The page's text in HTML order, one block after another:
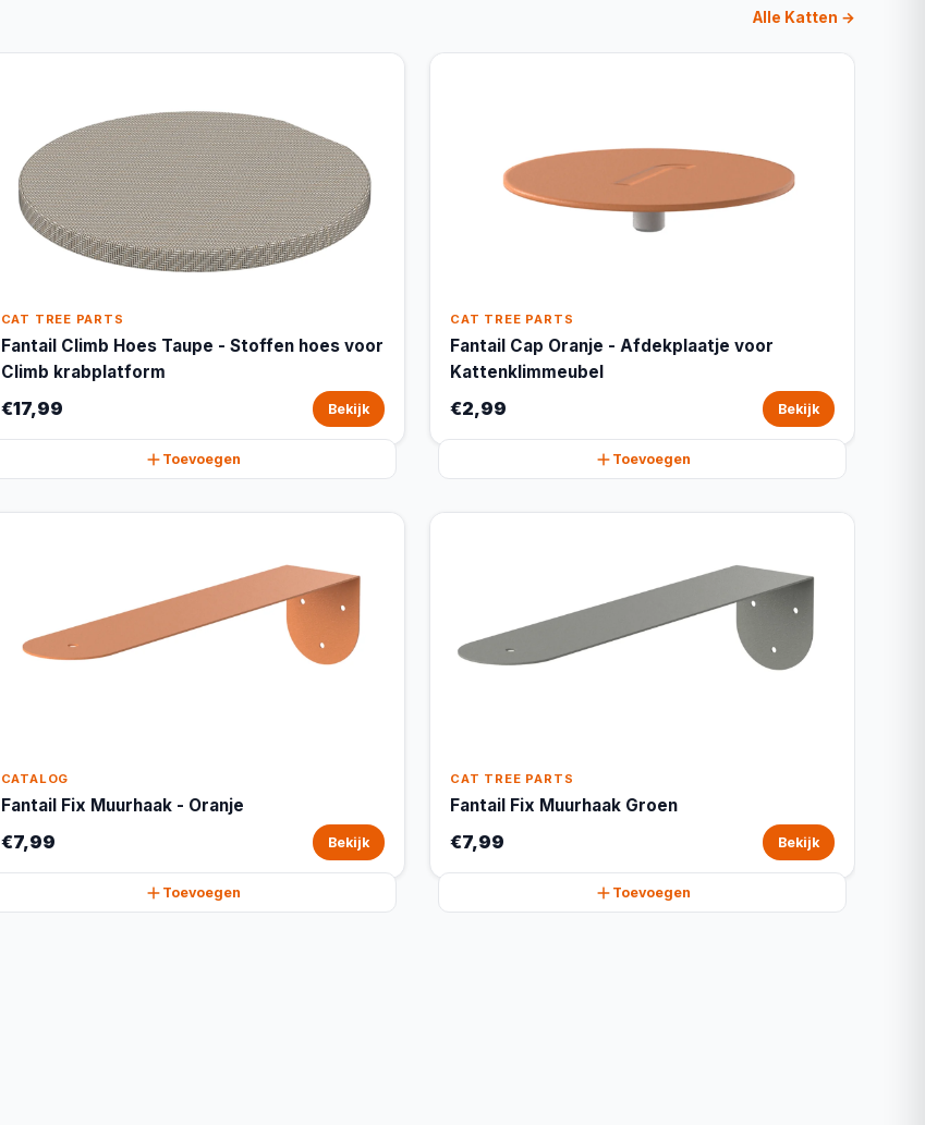
Alle Katten →
CAT TREE PARTS
Fantail Climb Hoes Taupe - Stoffen hoes voor
Climb krabplatform
€17,99 Bekijk
Toevoegen
CAT TREE PARTS
Fantail Cap Oranje - Afdekplaatje voor
Kattenklimmeubel
€2,99 Bekijk
Toevoegen
CATALOG
Fantail Fix Muurhaak - Oranje
€7,99 Bekijk
Toevoegen
CAT TREE PARTS
Fantail Fix Muurhaak Groen
€7,99 Bekijk
Toevoegen